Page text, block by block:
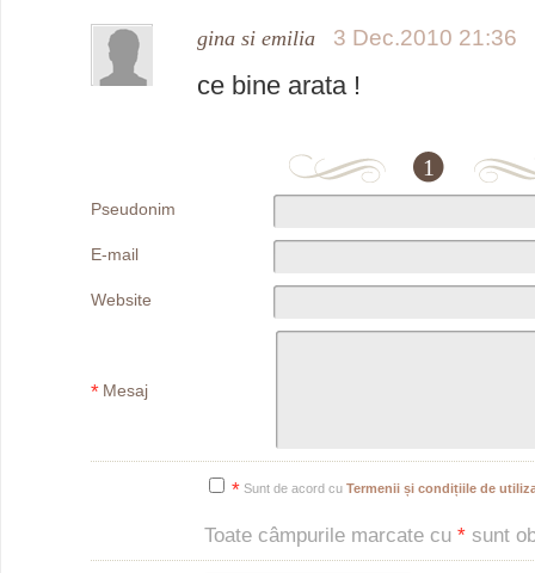
gina si emilia 3 Dec.2010 21:36
ce bine arata !
1
Pseudonim
E-mail
Website
* Mesaj
* Sunt de acord cu Termenii și condițiile de
Toate câmpurile marcate cu * sunt